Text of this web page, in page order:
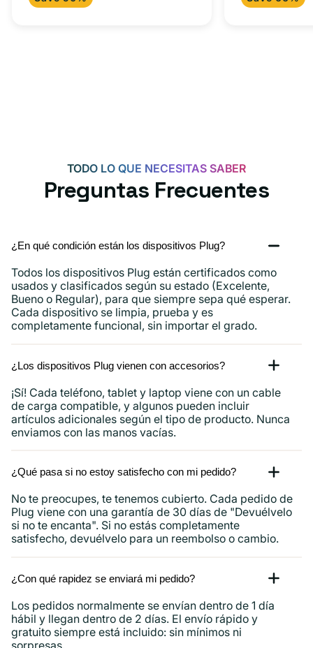
adaptador
Android,
iPhone
15,
iPad y más.
TODO LO QUE NECESITAS SABER
Preguntas Frecuentes
¿En qué condición están los dispositivos Plug?
Todos los dispositivos Plug están certificados como
usados ​​y clasificados según su estado (Excelente,
Bueno o Regular), para que siempre sepa qué esperar.
Cada dispositivo se limpia, prueba y es
completamente funcional, sin importar el grado.
¿Los dispositivos Plug vienen con accesorios?
¡Sí! Cada teléfono, tablet y laptop viene con un cable
de carga compatible, y algunos pueden incluir
artículos adicionales según el tipo de producto. Nunca
enviamos con las manos vacías.
¿Qué pasa si no estoy satisfecho con mi pedido?
No te preocupes, te tenemos cubierto. Cada pedido de
Plug viene con una garantía de 30 días de "Devuélvelo
si no te encanta". Si no estás completamente
satisfecho, devuélvelo para un reembolso o cambio.
¿Con qué rapidez se enviará mi pedido?
Los pedidos normalmente se envían dentro de 1 día
hábil y llegan dentro de 2 días. El envío rápido y
gratuito siempre está incluido: sin mínimos ni
sorpresas.